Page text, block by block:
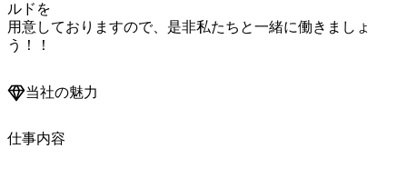
ルドを
用意しておりますので、是非私たちと一緒に働きましょ
当社の魅力
仕事内容